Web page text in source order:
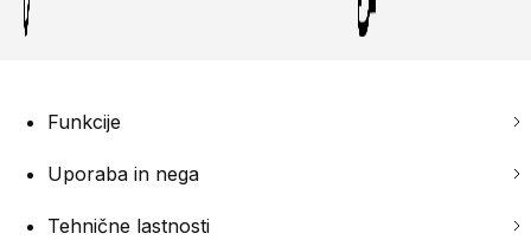
Funkcije
Uporaba in nega
Tehnične lastnosti